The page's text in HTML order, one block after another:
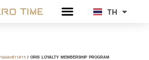
TH
EN
มและข่าวสาร/ ORIS LOYALTY MEMBERSHIP PROGRAM